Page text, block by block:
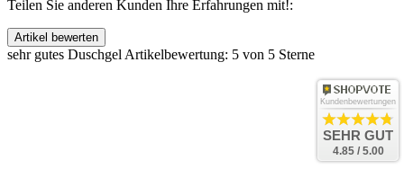
Teilen Sie anderen Kunden Ihre Erfahrungen mit!:
sehr gutes Duschgel Artikelbewertung: 5 von 5 Sterne
Kundenbewertungen
SEHR GUT
4.85 / 5.00